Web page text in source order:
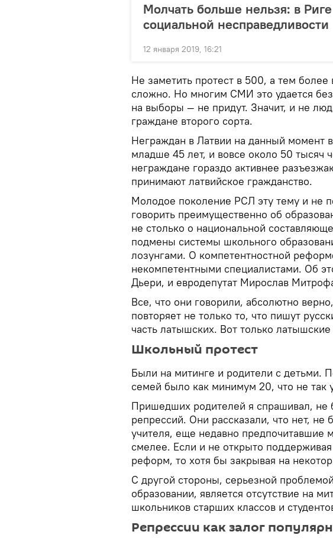
Молчать больше нельзя: в
социальной несправедливости
12 января 2019, 16:21
Не заметить протест в 500, а тем более
сложно. Но многим СМИ это удается
на выборы — не придут. Значит, и не
граждане второго сорта.
Неграждан в Латвии на данный момент
младше 45 лет, и вовсе около 50 тысяч
неграждане гораздо активнее
принимают латвийское гражданство.
Молодое поколение РСЛ эту тему и не
говорить преимущественно об
не столько о национальной
подмены системы школьного
лозунгами. О компетентностной
некомпетентными специалистами. Об
Дьери, и евродепутат Мирослав
Все, что они говорили, абсолютно
повторяет не только то, что пишут
часть латышских. Вот только
Школьный протест
Были на митинге и родители с детьми.
семей было как минимум 20, что не так
Пришедших родителей я спрашивал, не
репрессий. Они рассказали, что нет, не
учителя, еще недавно предпочитавшие
смелее. Если и не открыто
реформ, то хотя бы закрывая на
С другой стороны, серьезной
образовании, является отсутствие на
школьников старших классов и
Репрессии как залог